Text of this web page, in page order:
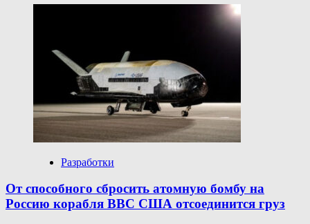
ОАЭ
для
изучения
астероида
Разработки
От способного сбросить атомную бомбу на
Россию корабля ВВС США отсоединится груз